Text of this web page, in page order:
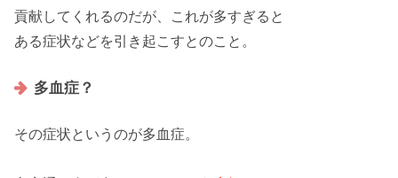
貢献してくれるのだが、これが多すぎる と
ある症状などを引き起こすとのこと。
多血症？
その症状というのが多血症。